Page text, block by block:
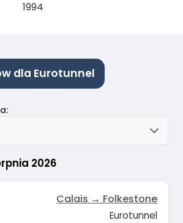
1994
dla Eurotunnel
2026
:
Calais → Folkestone
Eurotunnel